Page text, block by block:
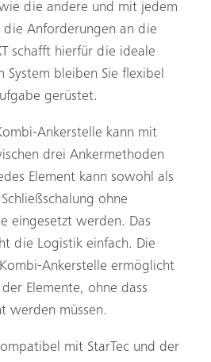
die andere und mit jedem
die Anforderungen an die
schafft hierfür die ideale
System bleiben Sie flexibel
gerüstet.
Ankerstelle kann mit
drei Ankermethoden
Element kann sowohl als
ohne
eingesetzt werden. Das
die Logistik einfach. Die
Ankerstelle ermöglicht
Elemente, ohne dass
werden müssen.
mit StarTec und der